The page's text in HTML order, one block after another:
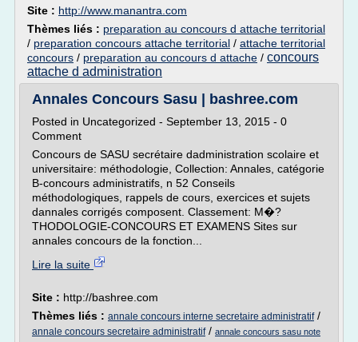
Site : http://www.manantra.com
Thèmes liés : preparation au concours d attache territorial
/ preparation concours attache territorial / attache territorial
concours / preparation au concours d attache / concours
attache d administration
Annales Concours Sasu | bashree.com
Posted in Uncategorized - September 13, 2015 - 0
Comment
Concours de SASU secrétaire dadministration scolaire et
universitaire: méthodologie, Collection: Annales, catégorie
B-concours administratifs, n 52 Conseils
méthodologiques, rappels de cours, exercices et sujets
dannales corrigés composent. Classement: M�?
THODOLOGIE-CONCOURS ET EXAMENS Sites sur
annales concours de la fonction...
Lire la suite
Site : http://bashree.com
Thèmes liés : annale concours interne secretaire administratif/
annale concours secretaire administratif/ annale concours sasu note